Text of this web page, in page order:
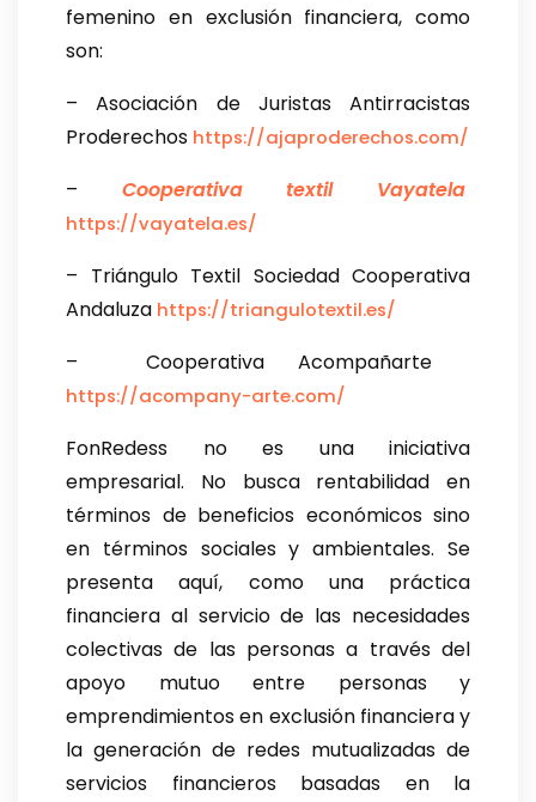
femenino en exclusión financiera, como
son:
– Asociación de Juristas Antirracistas
Proderechos https://ajaproderechos.com/
– Cooperativa textil Vayatela
https://vayatela.es/
– Triángulo Textil Sociedad Cooperativa
Andaluza https://triangulotextil.es/
– Cooperativa Acompañarte
https://acompany-arte.com/
FonRedess no es una iniciativa
empresarial. No busca rentabilidad en
términos de beneficios económicos sino
en términos sociales y ambientales. Se
presenta aquí, como una práctica
financiera al servicio de las necesidades
colectivas de las personas a través del
apoyo mutuo entre personas y
emprendimientos en exclusión financiera y
la generación de redes mutualizadas de
servicios financieros basadas en la